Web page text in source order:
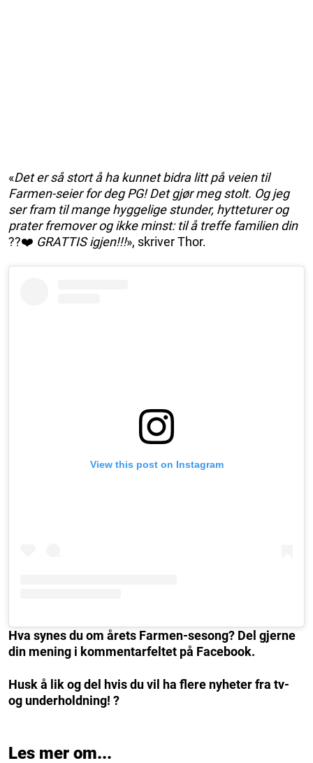
«Det er så stort å ha kunnet bidra litt på veien til
Farmen-seier for deg PG! Det gjør meg stolt. Og jeg
ser fram til mange hyggelige stunder, hytteturer og
prater fremover og ikke minst: til å treffe familien din
??❤️ GRATTIS igjen!!!», skriver Thor.
View this post on Instagram
Hva synes du om årets Farmen-sesong? Del gjerne
din mening i kommentarfeltet på Facebook.
Husk å lik og del hvis du vil ha flere nyheter fra tv-
og underholdning! ?
Les mer om...